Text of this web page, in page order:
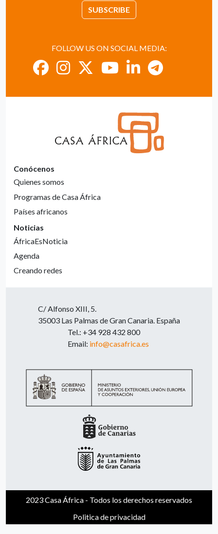
SUBSCRIBE
FOLLOW US ON SOCIAL MEDIA:
Conócenos
Quienes somos
Programas de Casa África
Países africanos
Noticias
ÁfricaEsNoticia
Agenda
Creando redes
C/ Alfonso XIII, 5.
35003 Las Palmas de Gran Canaria. España
Tel.: +34 928 432 800
Email: info@casafrica.es
2023 Casa África - Todos los derechos reservados
Politica de privacidad